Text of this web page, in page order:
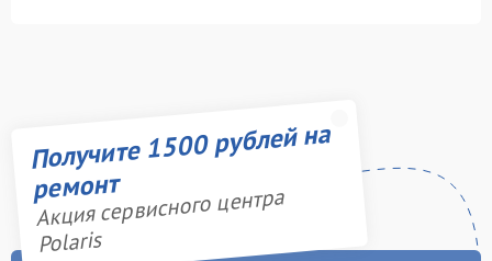
Получите 1500 рублей на
ремонт
Акция сервисного центра
Polaris